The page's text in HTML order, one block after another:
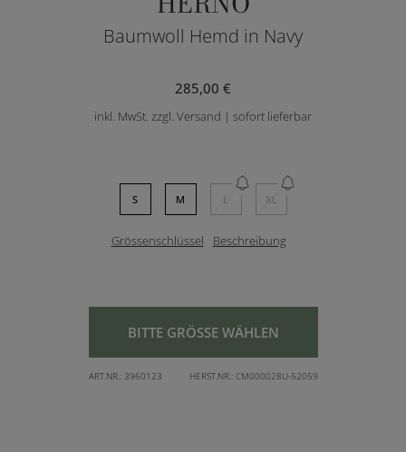
Baumwoll Hemd in Navy
285,00 €
inkl. MwSt. zzgl. Versand | sofort lieferbar
S M L XL
Grössenschlüssel Beschreibung
BITTE GRÖSSE WÄHLEN
ART.NR.: 3960123 HERST.NR.: CM000028U-52059